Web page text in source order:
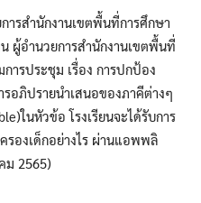
ารสำนักงานเขตพื้นที่การศึกษา
ผู้อำนวยการสำนักงานเขตพื้นที่
ารประชุม เรื่อง การปกป้อง
รอภิปรายนำเสนอของภาคีต่างๆ
ในหัวข้อ โรงเรียนจะได้รับการ
องเด็กอย่างไร ผ่านแอพพลิ
ม 2565)